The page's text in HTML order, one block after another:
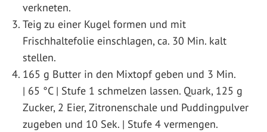
verkneten.
Teig zu einer Kugel formen und mit
Frischhaltefolie einschlagen, ca. 30 Min. kalt
stellen.
165 g Butter in den Mixtopf geben und 3 Min.
| 65 °C | Stufe 1 schmelzen lassen. Quark, 125 g
Zucker, 2 Eier, Zitronenschale und Puddingpulver
zugeben und 10 Sek. | Stufe 4 vermengen.